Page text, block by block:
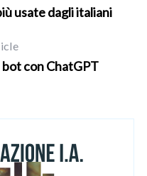
usate dagli italiani
bot con ChatGPT